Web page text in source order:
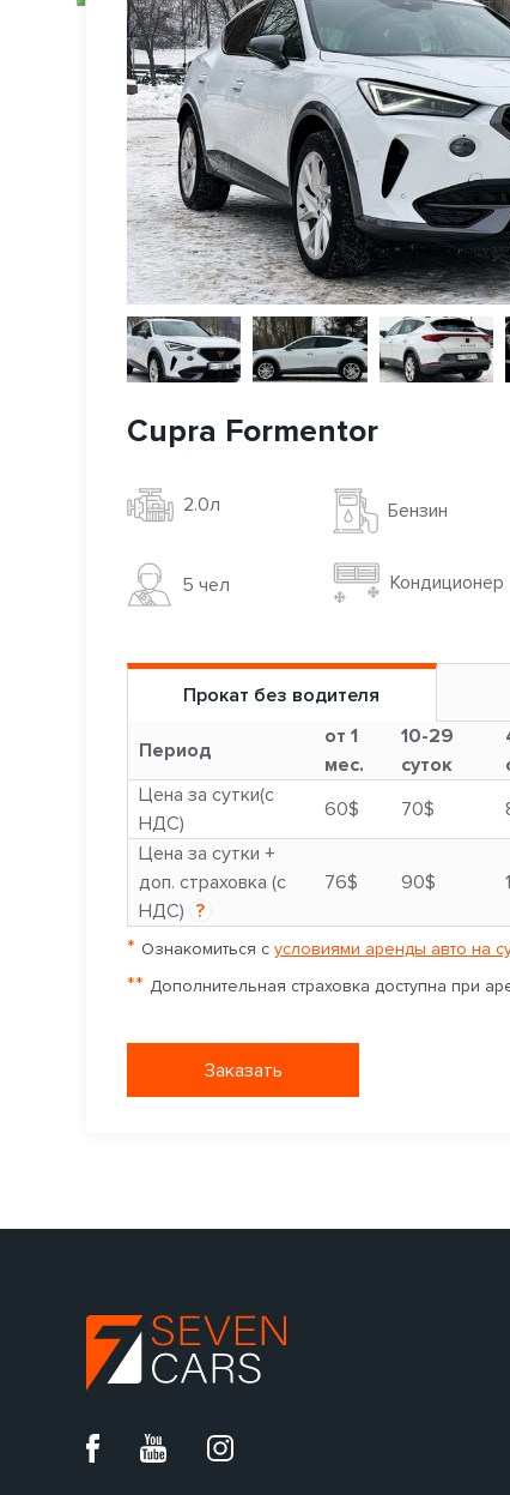
Cupra Formentor
2.0л Бензин
5 чел Кондиционер
Прокат без водителя
Период
от 1
мес.
10-29
суток
Цена за сутки(с
НДС)
60$ 70$
Цена за сутки +
доп. страховка (с
НДС) ?
76$ 90$
* Ознакомиться с условиями аренды авто на
** Дополнительная страховка доступна при
Заказать